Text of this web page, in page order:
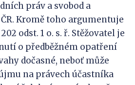
práv a svobod a
Kromě toho argumentuje
odst. 1 o. s. ř. Stěžovatel je
o předběžném opatření
dočasné, neboť může
na právech účastníka